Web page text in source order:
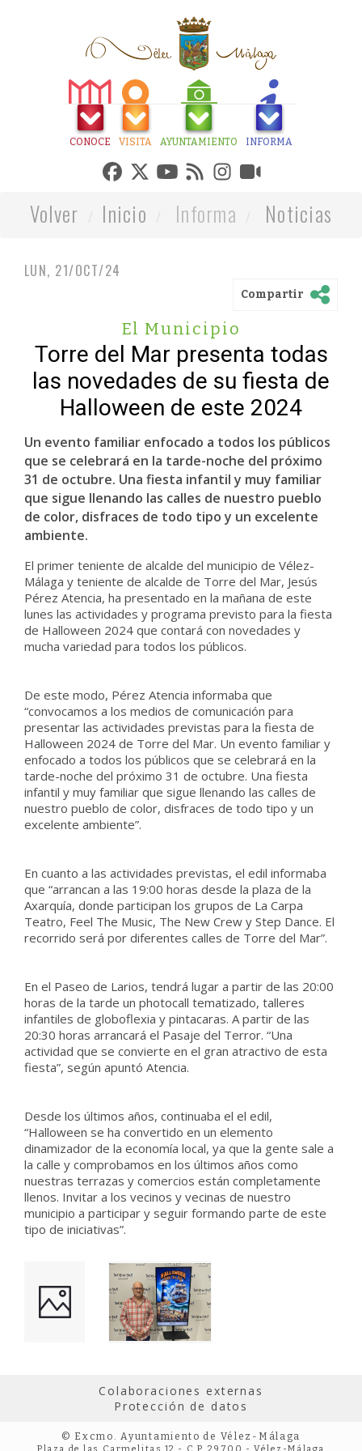
CONOCE VISITA AYUNTAMIENTO INFORMA
Volver Inicio Informa Noticias
LUN, 21/OCT/24
Compartir
El Municipio
Torre del Mar presenta todas
las novedades de su fiesta de
Halloween de este 2024
Un evento familiar enfocado a todos los públicos
que se celebrará en la tarde-noche del próximo
31 de octubre. Una fiesta infantil y muy familiar
que sigue llenando las calles de nuestro pueblo
de color, disfraces de todo tipo y un excelente
ambiente.
El primer teniente de alcalde del municipio de Vélez-
Málaga y teniente de alcalde de Torre del Mar, Jesús
Pérez Atencia, ha presentado en la mañana de este
lunes las actividades y programa previsto para la fiesta
de Halloween 2024 que contará con novedades y
mucha variedad para todos los públicos.
De este modo, Pérez Atencia informaba que
“convocamos a los medios de comunicación para
presentar las actividades previstas para la fiesta de
Halloween 2024 de Torre del Mar. Un evento familiar y
enfocado a todos los públicos que se celebrará en la
tarde-noche del próximo 31 de octubre. Una fiesta
infantil y muy familiar que sigue llenando las calles de
nuestro pueblo de color, disfraces de todo tipo y un
excelente ambiente”.
En cuanto a las actividades previstas, el edil informaba
que “arrancan a las 19:00 horas desde la plaza de la
Axarquía, donde participan los grupos de La Carpa
Teatro, Feel The Music, The New Crew y Step Dance. El
recorrido será por diferentes calles de Torre del Mar”.
En el Paseo de Larios, tendrá lugar a partir de las 20:00
horas de la tarde un photocall tematizado, talleres
infantiles de globoflexia y pintacaras. A partir de las
20:30 horas arrancará el Pasaje del Terror. “Una
actividad que se convierte en el gran atractivo de esta
fiesta”, según apuntó Atencia.
Desde los últimos años, continuaba el el edil,
“Halloween se ha convertido en un elemento
dinamizador de la economía local, ya que la gente sale a
la calle y comprobamos en los últimos años como
nuestras terrazas y comercios están completamente
llenos. Invitar a los vecinos y vecinas de nuestro
municipio a participar y seguir formando parte de este
tipo de iniciativas”.
Colaboraciones externas
Protección de datos
© Excmo. Ayuntamiento de Vélez-Málaga